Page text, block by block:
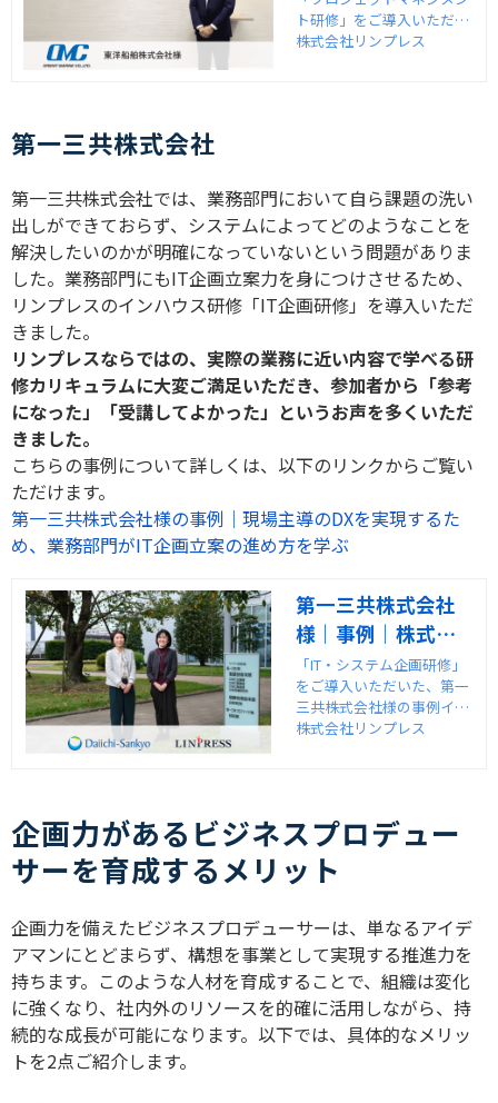
ト研修」をご導入いただい
た、東洋船舶株式会社様の
株式会社リンプレス
第一三共株式会社
第一三共株式会社では、業務部門において自ら課題の洗い
出しができておらず、システムによってどのようなことを
解決したいのかが明確になっていないという問題がありま
した。業務部門にもIT企画立案力を身につけさせるため、
リンプレスのインハウス研修「IT企画研修」を導入いただ
きました。
リンプレスならではの、実際の業務に近い内容で学べる研
修カリキュラムに大変ご満足いただき、参加者から「参考
になった」「受講してよかった」というお声を多くいただ
きました。
こちらの事例について詳しくは、以下のリンクからご覧い
ただけます。
第一三共株式会社様の事例｜現場主導のDXを実現するた
め、業務部門がIT企画立案の進め方を学ぶ
第一三共株式会社
様｜事例｜株式会
社リンプレス
「IT・システム企画研修」
をご導入いただいた、第一
三共株式会社様の事例イン
タビューを紹介します。
株式会社リンプレス
企画力があるビジネスプロデュー
サーを育成するメリット
企画力を備えたビジネスプロデューサーは、単なるアイデ
アマンにとどまらず、構想を事業として実現する推進力を
持ちます。このような人材を育成することで、組織は変化
に強くなり、社内外のリソースを的確に活用しながら、持
続的な成長が可能になります。以下では、具体的なメリッ
トを2点ご紹介します。